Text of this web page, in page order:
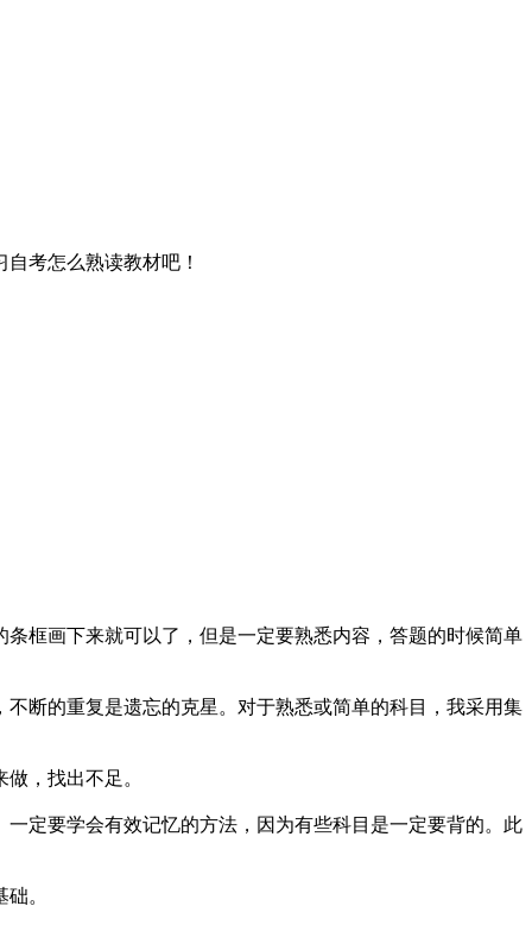
考怎么熟读教材吧！
框画下来就可以了，但是一定要熟悉内容，答题的时候简单
断的重复是遗忘的克星。对于熟悉或简单的科目，我采用集
，找出不足。
定要学会有效记忆的方法，因为有些科目是一定要背的。此
。